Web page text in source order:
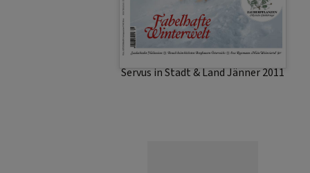
Servus in Stadt & Land Jänner 2011